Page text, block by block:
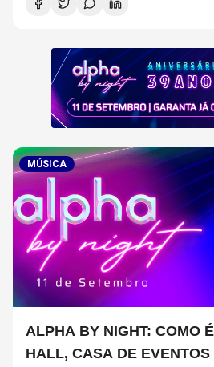
MÚSICA
ALPHA BY NIGHT: COMO
HALL, CASA DE EVENTOS